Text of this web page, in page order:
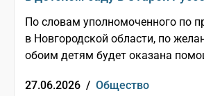
По словам уполномоченного по
в Новгородской области, по
обоим детям будет оказана
27.06.2026 / Общество